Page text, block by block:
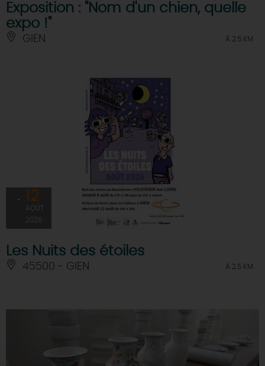
Exposition : "Nom d'un chien, quelle
expo !"
GIEN À 2.5 KM
12
AOÛT
2026
Les Nuits des étoiles
45500 - GIEN À 2.5 KM